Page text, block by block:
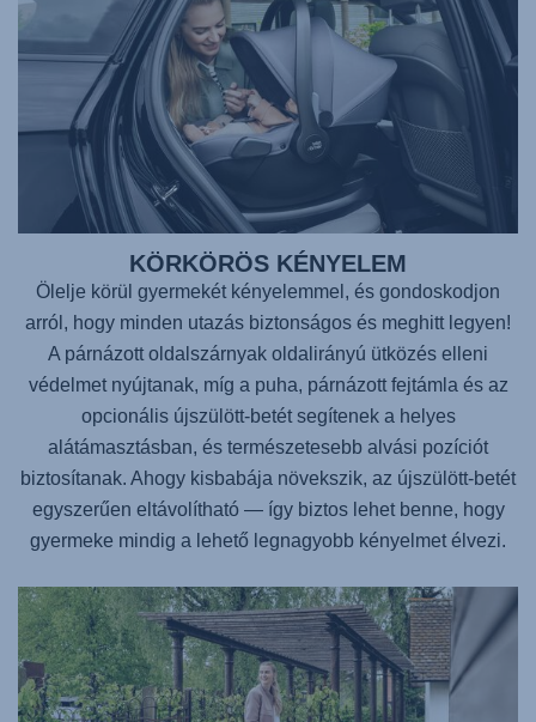
KÖRKÖRÖS KÉNYELEM
Ölelje körül gyermekét kényelemmel, és gondoskodjon
arról, hogy minden utazás biztonságos és meghitt legyen!
A párnázott oldalszárnyak oldalirányú ütközés elleni
védelmet nyújtanak, míg a puha, párnázott fejtámla és az
opcionális újszülött-betét segítenek a helyes
alátámasztásban, és természetesebb alvási pozíciót
biztosítanak. Ahogy kisbabája növekszik, az újszülött-betét
egyszerűen eltávolítható — így biztos lehet benne, hogy
gyermeke mindig a lehető legnagyobb kényelmet élvezi.